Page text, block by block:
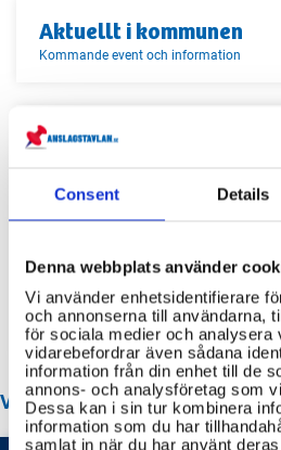
Consent Details
Denna webbplats använder
Vi använder enhetsidentifierare
och annonserna till användarna,
för sociala medier och analysera
vidarebefordrar även sådana
information från din enhet till de
annons- och analysföretag som
Dessa kan i sin tur kombinera
information som du har
samlat in när du har använt
Aktuellt i kommunen
Kommande event och information
Relaterade länkar
Servicekontor
Idrottsanläggningar
Återvinningscentraler
VANLIGA FRÅGOR OM OSBY